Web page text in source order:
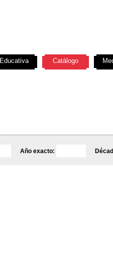
Año exacto:
Educativa Catálogo